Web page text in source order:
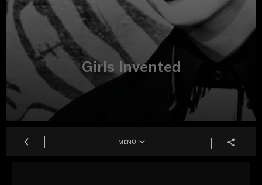
Girls Invented
MENÜ